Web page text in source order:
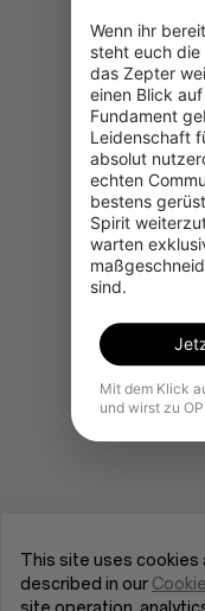
404:
Gehe
Wenn ihr
steht euch
das Zepter
einen Blick
Fundament
Leidenschaft
absolut
echten
bestens
Spirit
warten
sind.
Mit dem Klick
und wirst zu
This site uses cookies
described in our